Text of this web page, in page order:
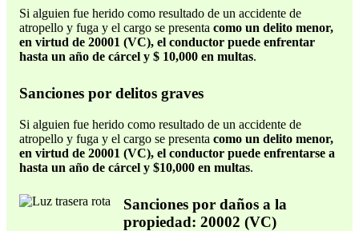
Si alguien fue herido como resultado de un accidente de
atropello y fuga y el cargo se presenta como un delito menor,
en virtud de 20001 (VC), el conductor puede enfrentar
hasta un año de cárcel y $ 10,000 en multas.
Sanciones por delitos graves
Si alguien fue herido como resultado de un accidente de
atropello y fuga y el cargo se presenta como un delito menor,
en virtud de 20001 (VC), el conductor puede enfrentarse a
hasta un año de cárcel y $10,000 en multas.
Sanciones por daños a la
propiedad: 20002 (VC)